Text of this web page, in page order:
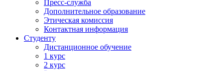
Пресс-служба
Дополнительное образование
Этическая комиссия
Контактная информация
Студенту
Дистанционное обучение
1 курс
2 курс